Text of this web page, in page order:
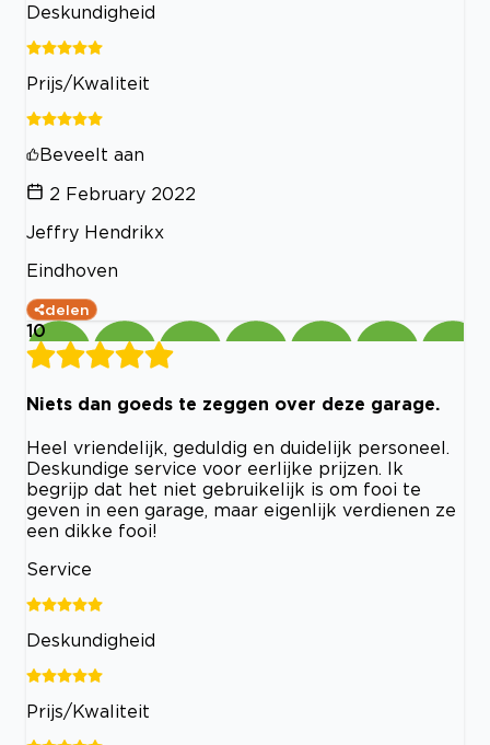
Deskundigheid
Prijs/Kwaliteit
Beveelt aan
2 February 2022
Jeffry Hendrikx
Eindhoven
delen
10
Niets dan goeds te zeggen over deze garage.
Heel vriendelijk, geduldig en duidelijk personeel.
Deskundige service voor eerlijke prijzen. Ik
begrijp dat het niet gebruikelijk is om fooi te
geven in een garage, maar eigenlijk verdienen ze
een dikke fooi!
Service
Deskundigheid
Prijs/Kwaliteit